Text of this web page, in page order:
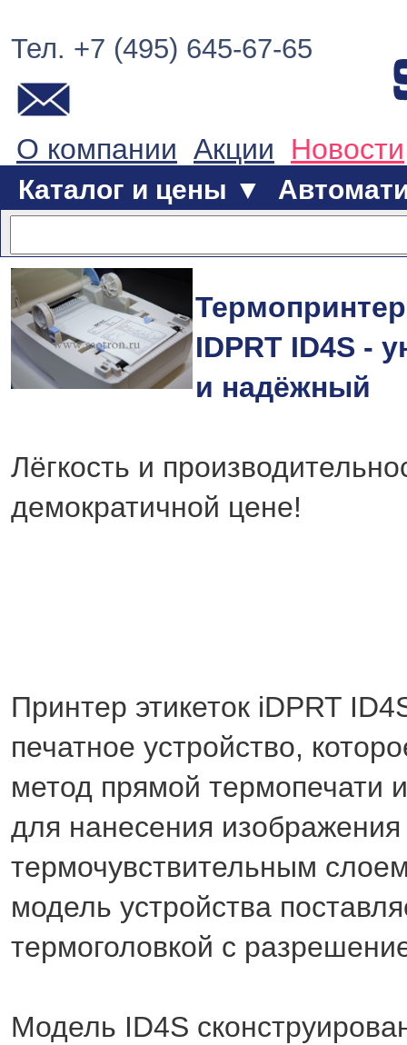
Тел. +7 (495) 645-67-65
О компании Акции Новости
Каталог и цены ▼
IDPRT ID4S -
и надёжный
Лёгкость и
демократичной цене!
Принтер этикеток iDPRT
печатное устройство,
метод прямой термопечати
для нанесения изображения
термочувствительным
модель устройства
термоголовкой с
Модель ID4S